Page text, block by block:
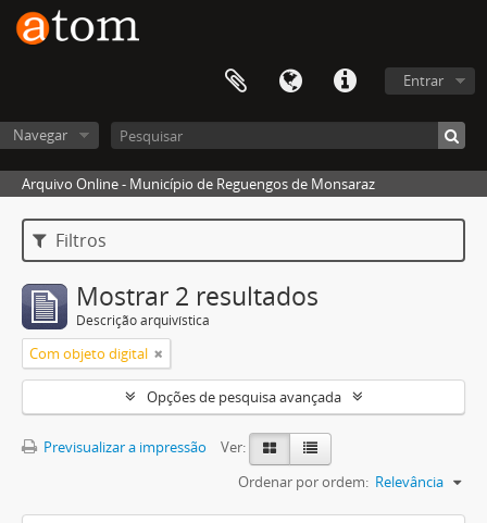
Entrar
Navegar
Arquivo Online - Município de Reguengos de Monsaraz
Filtros
Mostrar 2 resultados
Descrição arquivística
Com objeto digital
Opções de pesquisa avançada
Previsualizar a impressão
Ver:
Ordenar por ordem: Relevância